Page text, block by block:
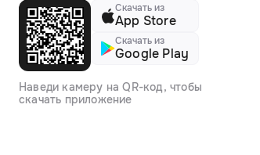
Скачать из
App Store
Скачать из
Google Play
Наведи камеру на QR-код, чтобы
скачать приложение